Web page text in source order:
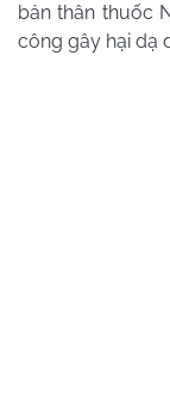
bản thân thuốc
công gây hại dạ